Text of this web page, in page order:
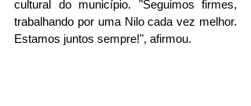
cultural do município. "Seguimos firmes,
trabalhando por uma Nilo cada vez melhor.
Estamos juntos sempre!", afirmou.